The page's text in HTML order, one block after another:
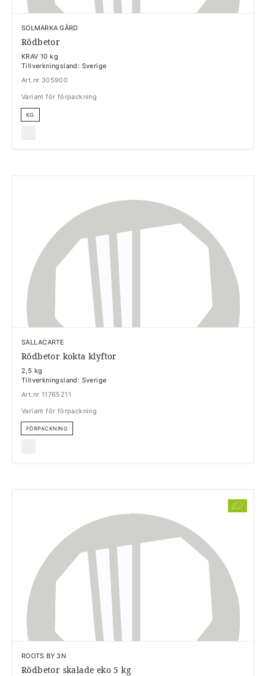
SOLMARKA GÅRD
Rödbetor
KRAV 10 kg
Tillverkningsland: Sverige
Art.nr 305900
Variant för förpackning
KG
SALLACARTE
Rödbetor kokta klyftor
2,5 kg
Tillverkningsland: Sverige
Art.nr 11765211
Variant för förpackning
FÖRPACKNING
ROOTS BY 3N
Rödbetor skalade eko 5 kg